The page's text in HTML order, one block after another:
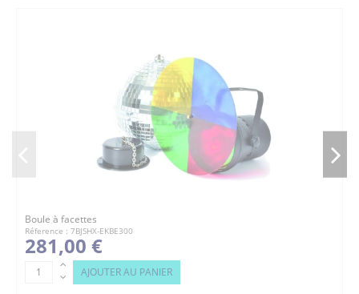
Boule à facettes
Réference : 7BJSHX-EKBE300
281,00 €
AJOUTER AU PANIER